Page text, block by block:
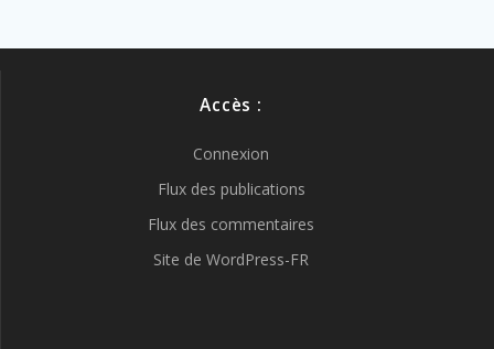
Accès :
Connexion
Flux des publications
Flux des commentaires
Site de WordPress-FR